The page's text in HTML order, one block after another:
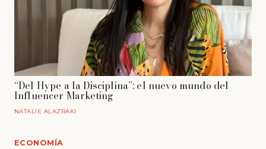
“Del Hype a la Disciplina”: el nuevo mundo del
Influencer Marketing
NATALIE ALAZRAKI
ECONOMÍA